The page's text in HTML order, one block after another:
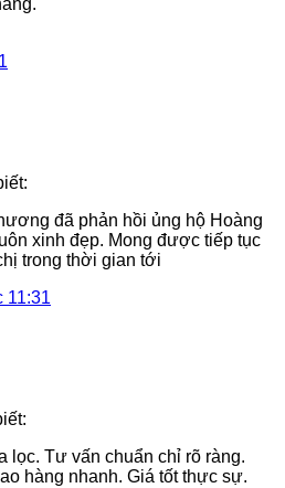
đã phản hồi ủng hộ Hoàng
xinh đẹp. Mong được tiếp tục
trong thời gian tới
11:31
lọc. Tư vấn chuẩn chỉ rõ ràng.
hàng nhanh. Giá tốt thực sự.